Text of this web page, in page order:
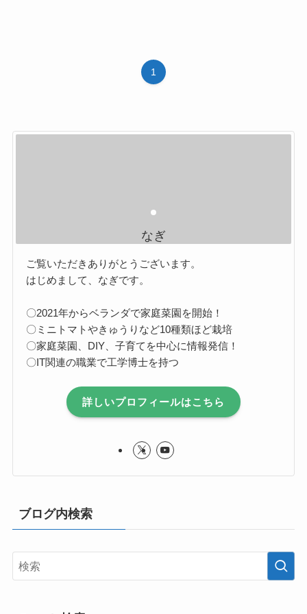
1
なぎ
ご覧いただきありがとうございます。
はじめまして、なぎです。
〇2021年からベランダで家庭菜園を開始！
〇ミニトマトやきゅうりなど10種類ほど栽培
〇家庭菜園、DIY、子育てを中心に情報発信！
〇IT関連の職業で工学博士を持つ
詳しいプロフィールはこちら
ブログ内検索